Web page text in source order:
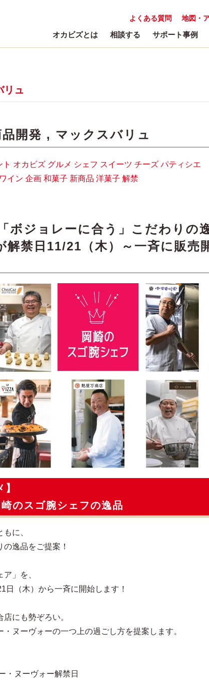
地図・
よくある質問
オカビズとは 相談する サポート事例
リュ
開発 , マックスバリュ
ト オカビズ グルメ シェフ スイーツ チーズ パティシエ
ワイン 企画 和菓子 新商品 洋菓子 解禁
ボジョレーに合う」こだわりの
解禁日11/21（木）～一斉に販売
のスゴ腕シェフの逸品
に、
逸品をご提案！
」を、
日（木）から一斉に開始します！
にも勢ぞろい。
ヌーヴォーの一つ上の過ごし方を提案します。
・ヌーヴォー解禁日